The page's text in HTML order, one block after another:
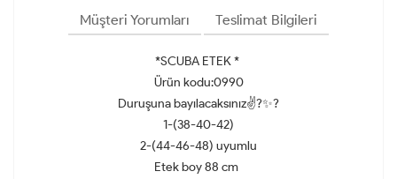
Müşteri Yorumları Teslimat Bilgileri
*SCUBA ETEK *
Ürün kodu:0990
Duruşuna bayılacaksınız✌?✨?
1-(38-40-42)
2-(44-46-48) uyumlu
Etek boy 88 cm